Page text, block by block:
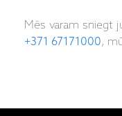
Mēs varam sniegt
+371 67171000,